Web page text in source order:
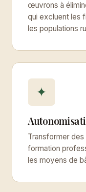
œuvrons à
qui excluent les
les populations
✦
Transformer
formation
les moyens de